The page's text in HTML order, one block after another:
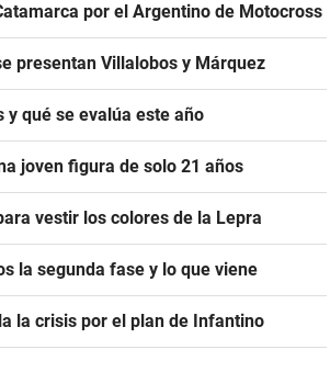
por el Argentino de Motocross
presentan Villalobos y Márquez
y qué se evalúa este año
joven figura de solo 21 años
vestir los colores de la Lepra
la segunda fase y lo que viene
la crisis por el plan de Infantino